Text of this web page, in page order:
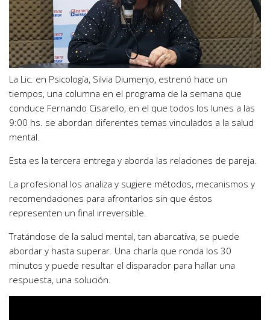
La Lic. en Psicología, Silvia Diumenjo, estrenó hace un
tiempos, una columna en el programa de la semana que
conduce Fernando Cisarello, en el que todos los lunes a las
9:00 hs. se abordan diferentes temas vinculados a la salud
mental.
Esta es la tercera entrega y aborda las relaciones de pareja.
La profesional los analiza y sugiere métodos, mecanismos y
recomendaciones para afrontarlos sin que éstos
representen un final irreversible.
Tratándose de la salud mental, tan abarcativa, se puede
abordar y hasta superar. Una charla que ronda los 30
minutos y puede resultar el disparador para hallar una
respuesta, una solución.